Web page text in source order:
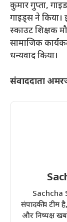
कुमार गुप्ता,
गाइड्स ने किया।
स्काउट शिक्षक
सामाजिक
धन्यवाद किया।
संवाददाता
Sachcha
संपादकीय टीम
और निष्पक्ष